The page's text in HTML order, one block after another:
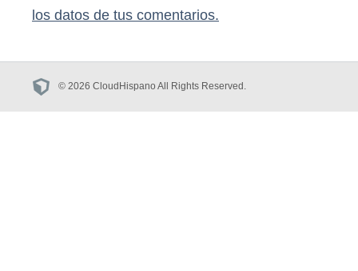
los datos de tus comentarios.
© 2026 CloudHispano All Rights Reserved.